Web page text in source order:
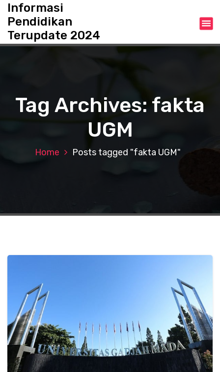
t
Informasi
Pendidikan
Terupdate 2024
Tag Archives: fakta
UGM
Home Posts tagged "fakta UGM"